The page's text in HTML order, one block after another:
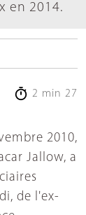
en 2014.
2 min 27
2010,
Jallow, a
de l'ex-